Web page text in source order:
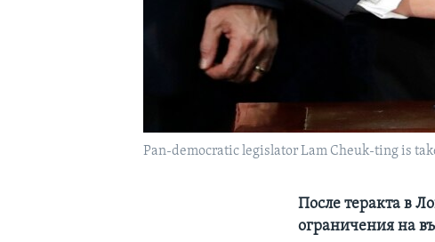
Pan-democratic legislator Lam Cheuk-ting is
После теракта в
ограничения на